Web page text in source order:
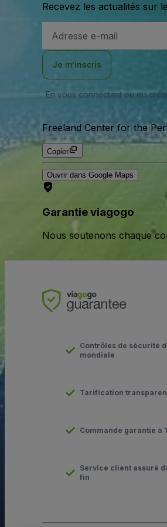
Recevez les actualités sur
e-
Je m’inscris
En vous connectant ou en
Freeland Center for the
Copier
Ouvrir dans Google Maps
Garantie viagogo
Nous soutenons chaque
Contrôles de sécurité
mondiale
Tarification
Commande garantie à
Service client assuré
fin